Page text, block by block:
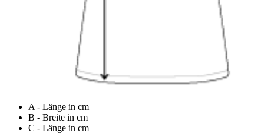
A - Länge in cm
B - Breite in cm
C - Länge in cm